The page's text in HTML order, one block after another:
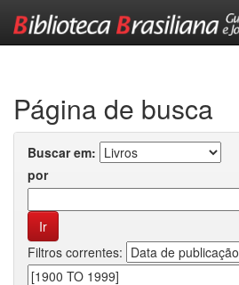
Página de busca
Buscar em:
por
Filtros correntes: